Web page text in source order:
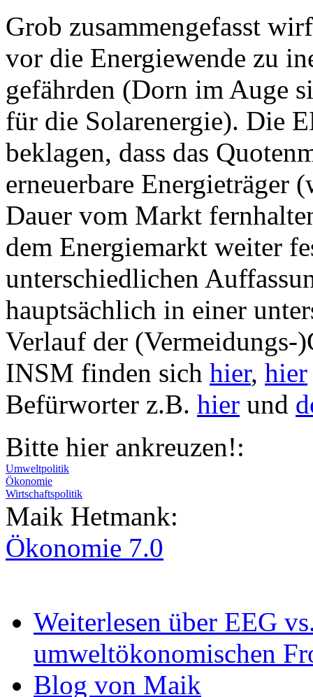
Grob zusammengefasst
vor die Energiewende zu
gefährden (Dorn im Auge
für die Solarenergie). Die
beklagen, dass das
erneuerbare Energieträger
Dauer vom Markt
dem Energiemarkt weiter
unterschiedlichen
hauptsächlich in einer
Verlauf der (Vermeidungs-
INSM finden sich hier, hier
Befürworter z.B. hier und
Bitte hier ankreuzen!:
Umweltpolitik
Ökonomie
Wirtschaftspolitik
Maik Hetmank:
Ökonomie 7.0
Weiterlesen über EEG
umweltökonomischen
Blog von Maik